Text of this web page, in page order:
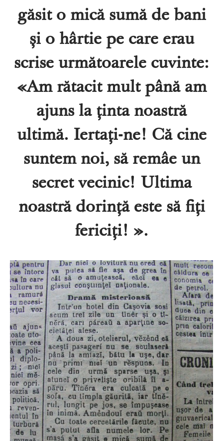
găsit o mică sumă de bani
și o hârtie pe care erau
scrise următoarele cuvinte:
«Am rătacit mult până am
ajuns la ținta noastră
ultimă. Iertați-ne! Că cine
suntem noi, să remâe un
secret vecinic! Ultima
noastră dorință este să fiți
fericiți! ».